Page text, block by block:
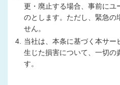
更・廃止する場合、事前にユ
のとします。ただし、緊急の
せん。
4.
当社は、本条に基づく本サー
生じた損害について、一切の
す。